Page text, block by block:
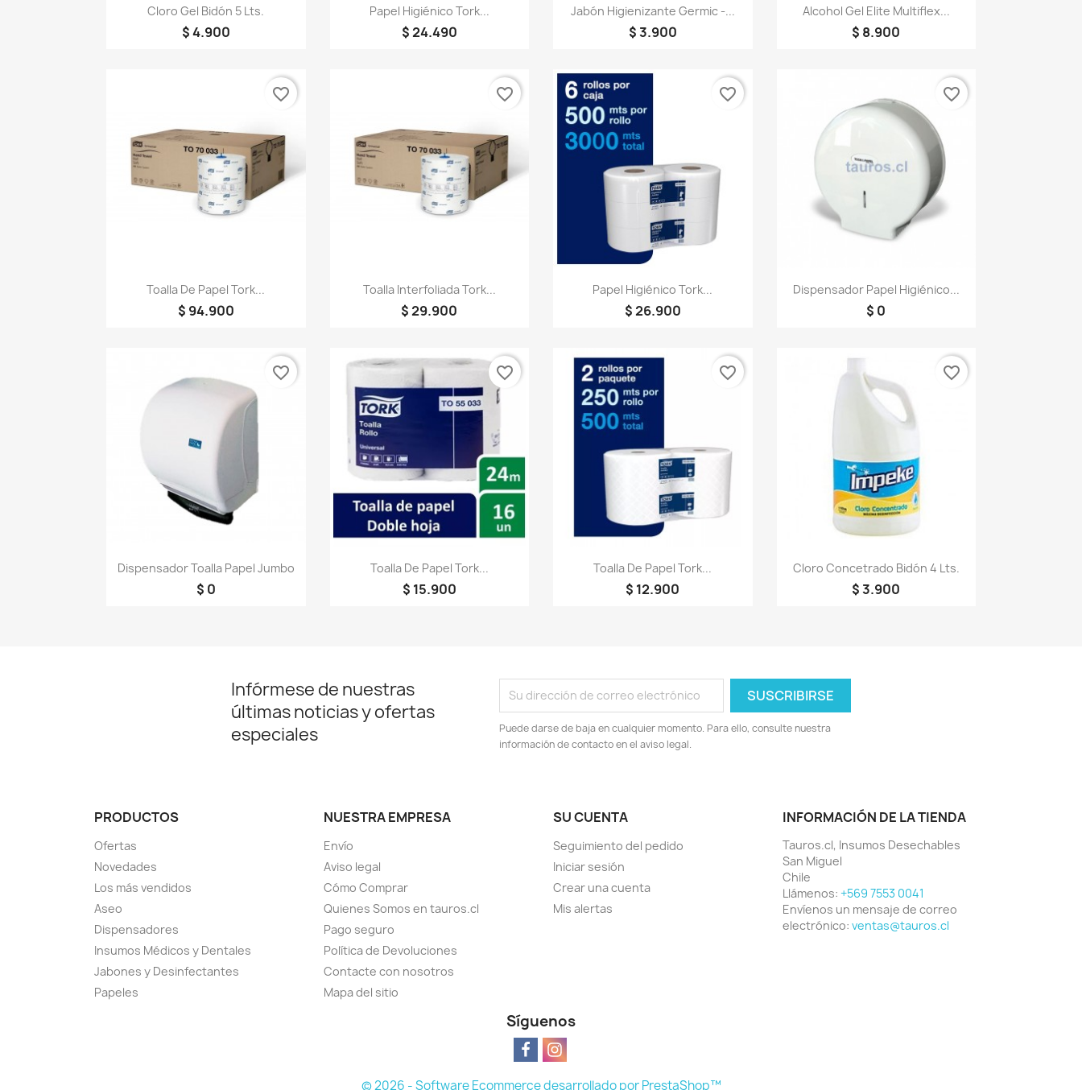
Vista rápida
Cloro Gel Bidón 5 Lts.
$ 4.900
 Vista rápida
Papel Higiénico Tork...
$ 24.490
Vista rápida
Jabón Higienizante Germic -...
$ 3.900
Vista rápida
Alcohol Gel Elite Multiflex...
$ 8.900
Vista rápida
Toalla De Papel Tork...
$ 94.900
favorite_border
Vista rápida
Toalla Interfoliada Tork...
$ 29.900
favorite_border
 Vista rápida
Papel Higiénico Tork...
$ 26.900
favorite_border
Vista rápida
Dispensador Papel Higiénico...
$ 0
favorite_border
Vista rápida
Dispensador Toalla Papel Jumbo
$ 0
favorite_border
 Vista rápida
Toalla De Papel Tork...
$ 15.900
favorite_border
Vista rápida
Toalla De Papel Tork...
$ 12.900
favorite_border
Vista rápida
Cloro Concetrado Bidón 4 Lts.
$ 3.900
favorite_border
Infórmese de nuestras
últimas noticias y ofertas
especiales
Puede darse de baja en cualquier momento. Para ello, consulte nuestra
información de contacto en el aviso legal.
PRODUCTOS
Ofertas
Novedades
Los más vendidos
Aseo
Dispensadores
Insumos Médicos y Dentales
Jabones y Desinfectantes
Papeles
NUESTRA EMPRESA
Envío
Aviso legal
Cómo Comprar
Quienes Somos en tauros.cl
Pago seguro
Política de Devoluciones
Contacte con nosotros
Mapa del sitio
SU CUENTA
Seguimiento del pedido
Iniciar sesión
Crear una cuenta
Mis alertas
INFORMACIÓN DE LA TIENDA
Tauros.cl, Insumos Desechables
San Miguel
Chile
Llámenos: +569 7553 0041
Envíenos un mensaje de correo
electrónico: ventas@tauros.cl
Síguenos
© 2026 - Software Ecommerce desarrollado por PrestaShop™